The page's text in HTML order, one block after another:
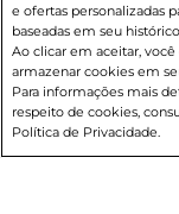
Caso queira
suas compras:
Entrega em
©
e ofertas personalizadas
baseadas em seu
Ao clicar em aceitar,
armazenar cookies em
Para informações mais
respeito de cookies,
Política de Privacidade.